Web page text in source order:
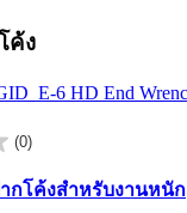
ค้ง
(0)
กโค้งสำหรับงานหนัก